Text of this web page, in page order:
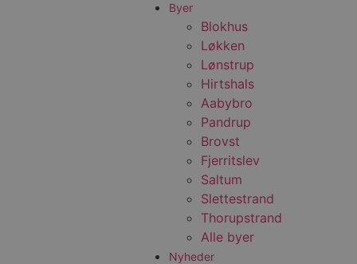
Byer
Blokhus
Løkken
Lønstrup
Hirtshals
Aabybro
Pandrup
Brovst
Fjerritslev
Saltum
Slettestrand
Thorupstrand
Alle byer
Nyheder